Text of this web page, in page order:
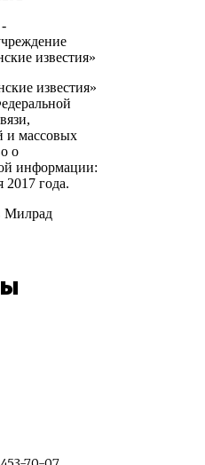
известия»
известия»
и массовых
о
информации:
года.
Милрад